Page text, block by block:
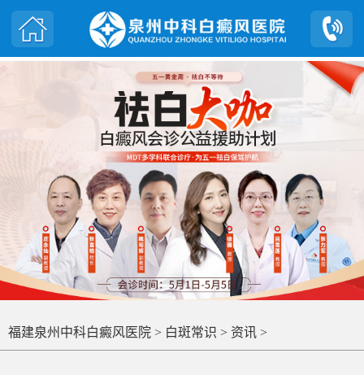
福建泉州中科白癜风医院 > 白斑常识 > 资讯 >